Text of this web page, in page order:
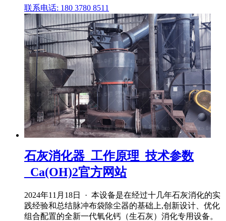
联系电话: 180 3780 8511
石灰消化器_工作原理_技术参数
_Ca(OH)2官方网站
2024年11月18日 · 本设备是在经过十几年石灰消化的实
践经验和总结脉冲布袋除尘器的基础上,创新设计、优化
组合配置的全新一代氧化钙（生石灰）消化专用设备。